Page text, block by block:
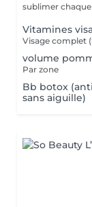
sublimer chaque
Vitamines
Visage complet
volume
Par zone
Bb botox
sans aiguille)